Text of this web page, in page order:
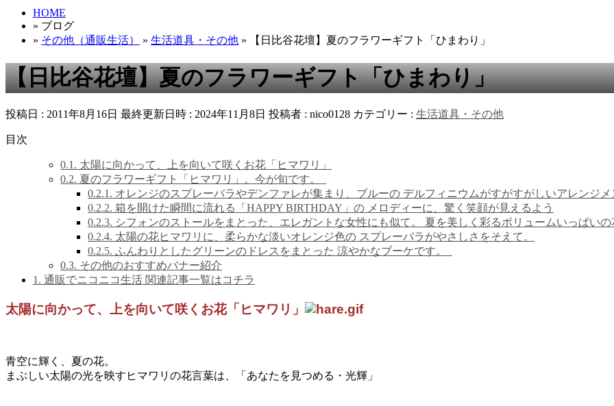
HOME
» ブログ
» その他（通販生活） » 生活道具・その他 » 【日比谷花壇】夏のフラワーギフト「ひまわり」
【日比谷花壇】夏のフラワーギフト「ひまわり」
投稿日 : 2011年8月16日 最終更新日時 : 2024年11月8日 投稿者 : nico0128 カテゴリー : 生活道具・その他
目次
0.1. 太陽に向かって、上を向いて咲くお花「ヒマワリ」
0.2. 夏のフラワーギフト「ヒマワリ」。今が旬です。
0.2.1. オレンジのスプレーバラやデンファレが集まり、ブルーの デルフィニウムがすがすがしいアレンジ
0.2.2. 箱を開けた瞬間に流れる「HAPPY BIRTHDAY」の メロディーに、驚く笑顔が見えるよう
0.2.3. シフォンのストールをまとった、エレガントな女性にも似て。 夏を美しく彩るボリュームいっぱい
0.2.4. 太陽の花ヒマワリに、柔らかな淡いオレンジ色の スプレーバラがやさしさをそえて。
0.2.5. ふんわりとしたグリーンのドレスをまとった 涼やかなブーケです。
0.3. その他のおすすめバナー紹介
1. 通販でニコニコ生活 関連記事一覧はコチラ
太陽に向かって、上を向いて咲くお花「ヒマワリ」
青空に輝く、夏の花。
まぶしい太陽の光を映すヒマワリの花言葉は、「あなたを見つめる・光輝」